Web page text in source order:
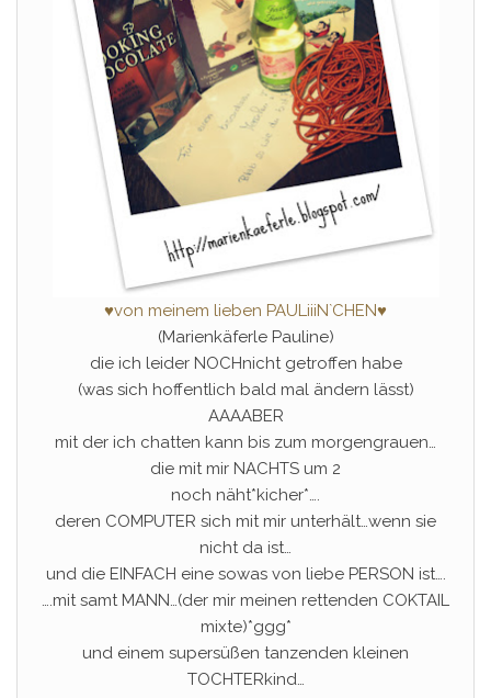
♥von meinem lieben PAULiiiN`CHEN♥
(Marienkäferle Pauline)
die ich leider NOCHnicht getroffen habe
(was sich hoffentlich bald mal ändern lässt)
AAAABER
mit der ich chatten kann bis zum morgengrauen…
die mit mir NACHTS um 2
noch näht*kicher*….
deren COMPUTER sich mit mir unterhält…wenn sie
nicht da ist…
und die EINFACH eine sowas von liebe PERSON ist….
….mit samt MANN…(der mir meinen rettenden COKTAIL
mixte)*ggg*
und einem supersüßen tanzenden kleinen
TOCHTERkind…